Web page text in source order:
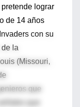
lograr
de 14 años
con su
la
(Missouri,
que
que